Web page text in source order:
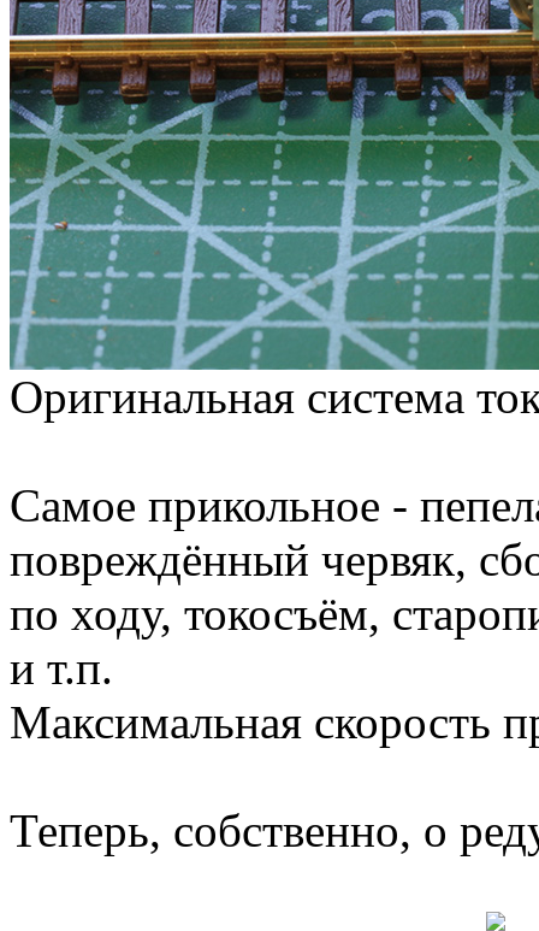
Оригинальная система
Самое прикольное -
повреждённый червяк,
по ходу, токосъём,
и т.п.
Максимальная скорость
Теперь, собственно, о